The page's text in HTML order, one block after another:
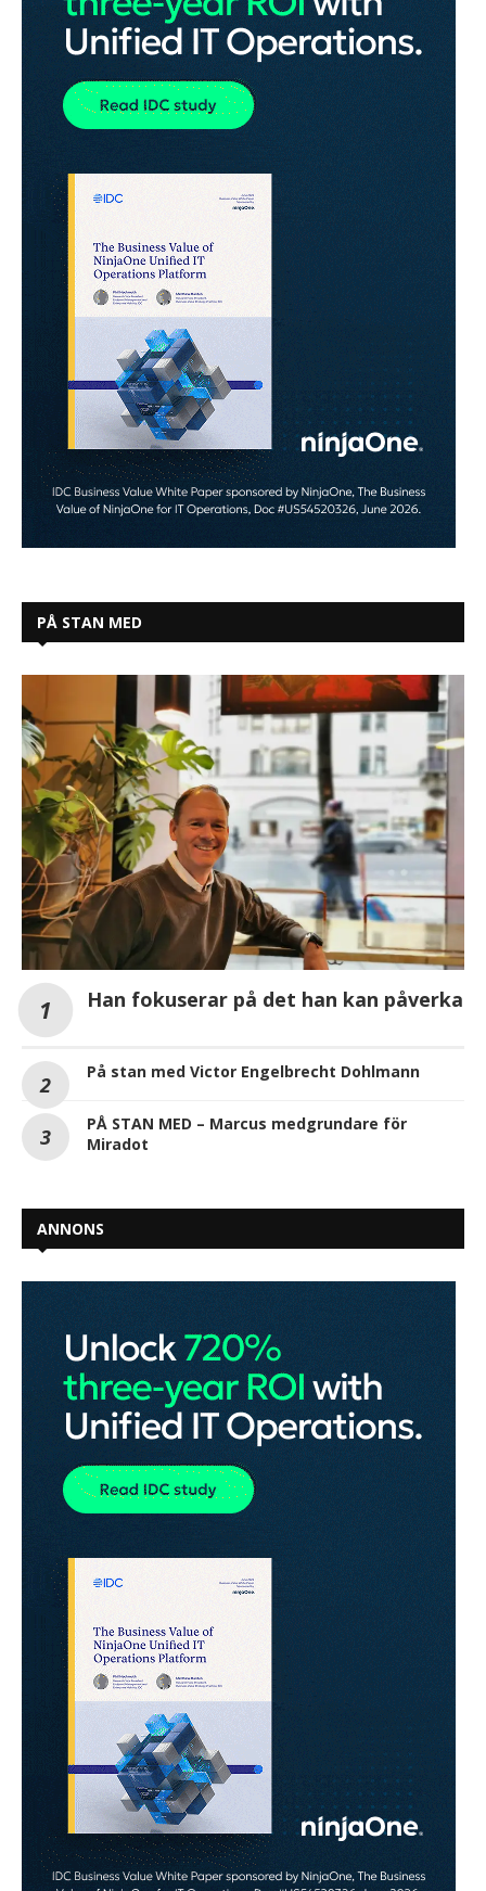
PÅ STAN MED
Han fokuserar på det han kan påverka
På stan med Victor Engelbrecht Dohlmann
PÅ STAN MED – Marcus medgrundare för
Miradot
ANNONS